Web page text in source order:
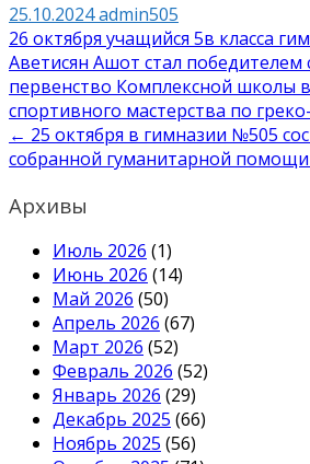
25.10.2024admin505
Навигация
по
записям
26 октября учащийся 5в класса
Аветисян Ашот стал победителем
первенство Комплексной школы
спортивного мастерства по
← 25 октября в гимназии №505
собранной гуманитарной
Архивы
Июль 2026 (1)
Июнь 2026 (14)
Май 2026 (50)
Апрель 2026 (67)
Март 2026 (52)
Февраль 2026 (52)
Январь 2026 (29)
Декабрь 2025 (66)
Ноябрь 2025 (56)